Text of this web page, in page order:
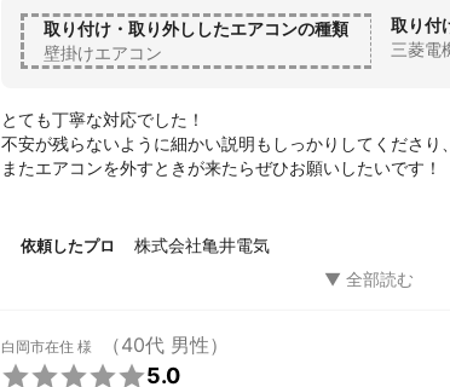
取り付け・取り外ししたエアコンの種類
壁掛けエアコン
取り付
三菱電
とても丁寧な対応でした！
不安が残らないように細かい説明もしっかりしてくださり
またエアコンを外すときが来たらぜひお願いしたいです！
依頼したプロ 株式会社亀井電気
白岡市在住 様 （40代 男性）
5.0